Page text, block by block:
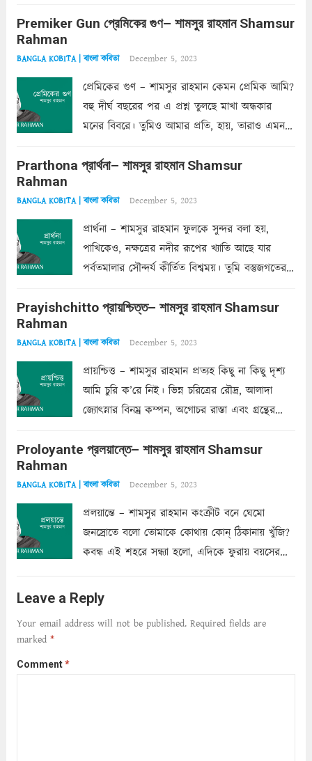
কোথাও কি এরকম ছায়া দেয় ক্লান্তির প্রহরে? মুছে
Premiker Gun প্রেমিকের গুণ– শামসুর রাহমান Shamsur
Rahman
BANGLA KOBITA | বাংলা কবিতা December 5, 2023
প্রেমিকের গুণ – শামসুর রাহমান কেমন প্রেমিক আমি?
বহু দীর্ঘ বছরের পর এ প্রশ্ন তুলছে মাখা অন্ধকার
মনের বিবরে। তুমিও আমার প্রতি, হায়, তারাও এমন
একান্ত জরুরি- নইলে একটি দেয়াল নিমেষেই ভীষণ
Prarthona প্রার্থনা– শামসুর রাহমান Shamsur
Rahman
BANGLA KOBITA | বাংলা কবিতা December 5, 2023
প্রার্থনা – শামসুর রাহমান ফুলকে সুন্দর বলা হয়,
পাখিকেও, নক্ষত্রের নদীর রূপের খ্যাতি আছে যার
পর্বতমালার সৌন্দর্য কীর্তিত বিশ্বময়। তুমি বস্তুজগতের
তার সুষমায় পার্থক্য অনেক। তোমাকে সুন্দরী বলা চলে,
Prayishchitto প্রায়শ্চিত্ত– শামসুর রাহমান Shamsur
Rahman
BANGLA KOBITA | বাংলা কবিতা December 5, 2023
প্রায়শ্চিত্ত – শামসুর রাহমান প্রত্যহ কিছু না কিছু দৃশ্য
আমি চুরি ক’রে নিই। ভিন্ন চরিত্রের রৌদ্র, আলাদা
জ্যোৎস্নার বিনম্র কম্পন, অগোচর রাস্তা এবং গ্রন্থের
ছায়াচ্ছন্ন মোহন মিথুন মূর্তি, লোপামুদ্রা ভীষণ বিব্রত
Proloyante প্রলয়ান্তে– শামসুর রাহমান Shamsur
Rahman
BANGLA KOBITA | বাংলা কবিতা December 5, 2023
প্রলয়ান্তে – শামসুর রাহমান কংক্রীট বনে ঘেমো
জনস্রোতে বলো তোমাকে কোথায় কোন্‌ ঠিকানায় খুঁজি?
কবন্ধ এই শহরে সন্ধ্যা হলো, এদিকে ফুরায় বয়সের
আমার শরীরে সখ্য গড়ে, তোমার গহন ঊর্মিল যৌবন
আনে আশ্বন...
Leave a Reply
Your email address will not be published. Required fields are
marked *
Comment*